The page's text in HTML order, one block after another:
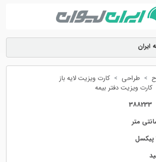
طراحی
کارت ویزیت لایه باز
کارت ویزیت دفتر بیمه
388233